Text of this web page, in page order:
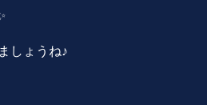
ょうね♪